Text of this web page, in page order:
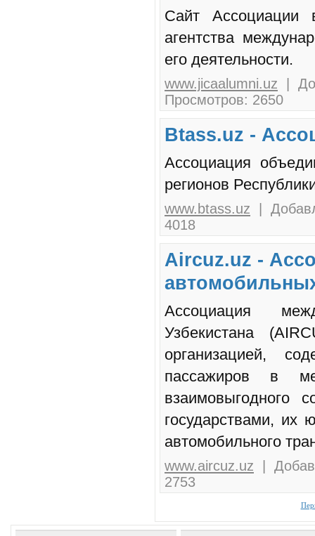
Сайт Ассоциации
агентства
его деятельности.
www.jicaalumni.uz |
Просмотров: 2650
Btass.uz -
Ассоциация
регионов
www.btass.uz |
4018
Aircuz.uz -
Ассоциация
Узбекистана
организацией,
пассажиров в
взаимовыгодного
государствами, их
автомобильного
www.aircuz.uz |
2753